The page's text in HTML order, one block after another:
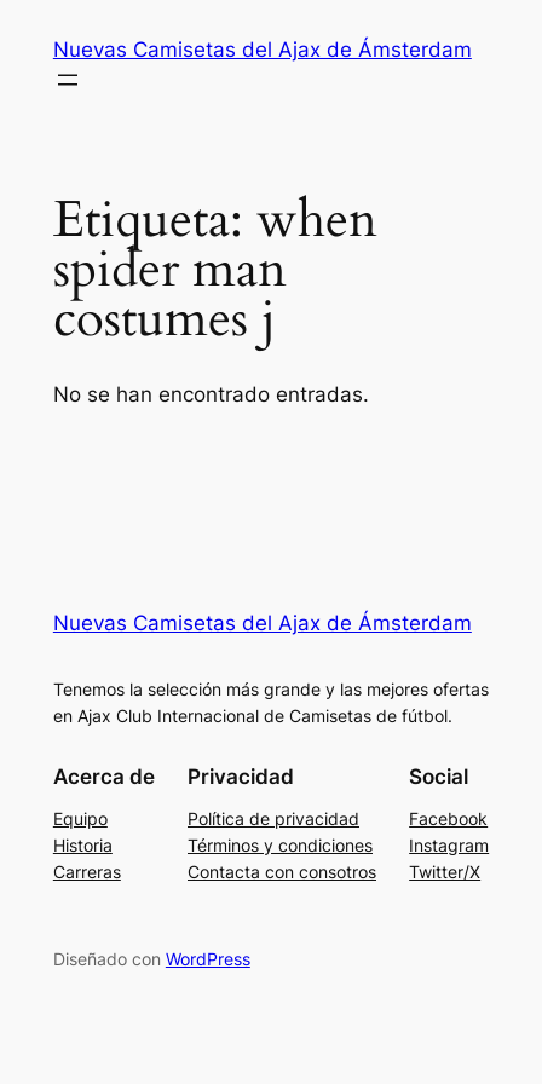
contenido
Nuevas Camisetas del Ajax de Ámsterdam
Etiqueta: when
spider man
costumes j
No se han encontrado entradas.
Nuevas Camisetas del Ajax de Ámsterdam
Tenemos la selección más grande y las mejores ofertas
en Ajax Club Internacional de Camisetas de fútbol.
Acerca de
Equipo
Historia
Carreras
Privacidad
Política de privacidad
Términos y condiciones
Contacta con consotros
Social
Facebook
Instagram
Twitter/X
Diseñado con WordPress